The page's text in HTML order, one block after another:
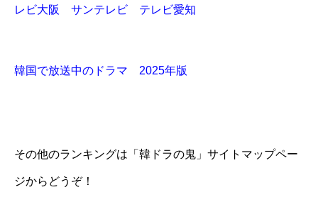
レビ大阪 サンテレビ テレビ愛知
韓国で放送中のドラマ 2025年版
その他のランキングは「韓ドラの鬼」サイトマップペー
ジからどうぞ！